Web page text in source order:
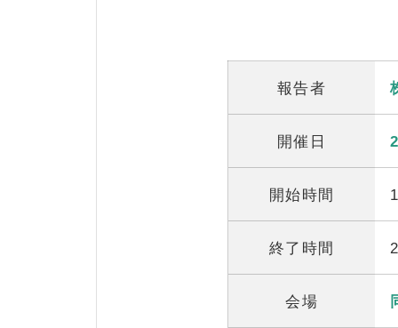
報告者
開催日
開始時間
終了時間
会場